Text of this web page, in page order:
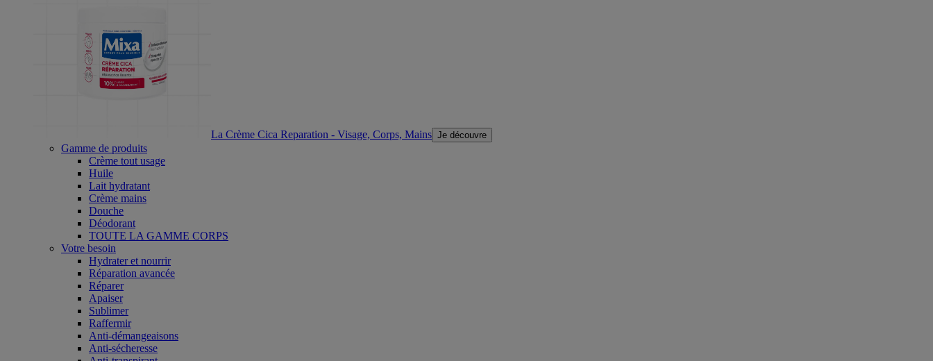
La Crème Cica Reparation - Visage, Corps, Mains Je découvre
Gamme de produits
Crème tout usage
Huile
Lait hydratant
Crème mains
Douche
Déodorant
TOUTE LA GAMME CORPS
Votre besoin
Hydrater et nourrir
Réparation avancée
Réparer
Apaiser
Sublimer
Raffermir
Anti-démangeaisons
Anti-sécheresse